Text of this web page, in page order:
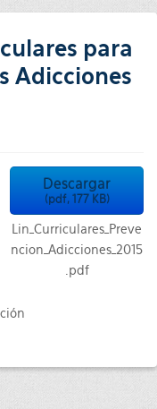
para
Adicciones
Descargar
(pdf, 177 KB)
Lin_Curriculares_Preve
ncion_Adicciones_2015
.pdf